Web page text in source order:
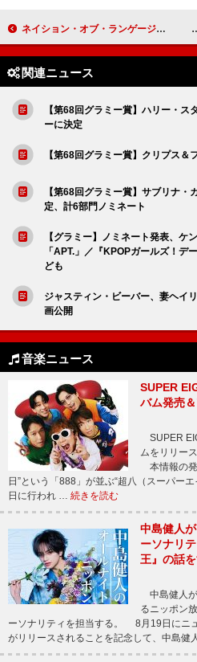
ネイション・オブ・ランゲージ、2026年3月に来日公演決定
関連ニュース
【第68回グラミー賞】ハリー・ス
ーに決定
【第68回グラミー賞】クリプス＆
【第68回グラミー賞】サブリナ
定、計6部門ノミネート
【グラミー】ノミネート発表、
「APT.」／『KPOPガールズ！デ
ども
ジャスティン・ビーバー、妻ヘイ
画公開
音楽ニュース
SUPER
バム発売
SUPER
ムをリリー
本情報の発
日”という「888」が並ぶ“超八（スーパー
日に行われ … 続きを読む
中島健人
ーソナリ
王』の話
中島健人
るニッポン
ーソナリティを担当する。 8月19日にニ
がリリースされることを記念して、中島健